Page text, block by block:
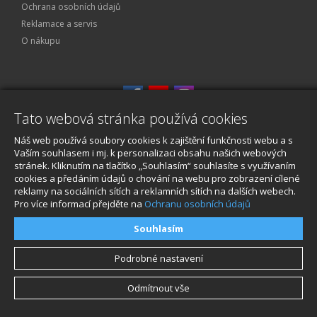
Ochrana osobních údajů
Reklamace a servis
O nákupu
© 2026, STABLECAM s.r.o
Souhlasím
Podrobné nastavení
Odmítnout vše
Tato webová stránka používá cookies
Náš web používá soubory cookies k zajištění funkčnosti webu a s
Vaším souhlasem i mj. k personalizaci obsahu našich webových
stránek. Kliknutím na tlačítko „Souhlasím“ souhlasíte s využívaním
cookies a předáním údajů o chování na webu pro zobrazení cílené
reklamy na sociálních sítích a reklamních sítích na dalších webech.
Pro více informací přejděte na Ochranu osobních údajů